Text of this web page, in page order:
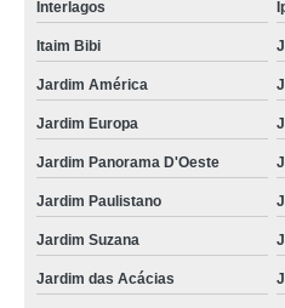
Interlagos
Itaim Bibi
Jardim América
Jardim Europa
Jardim Panorama D'Oeste
Jardim Paulistano
Jardim Suzana
Jardim das Acácias